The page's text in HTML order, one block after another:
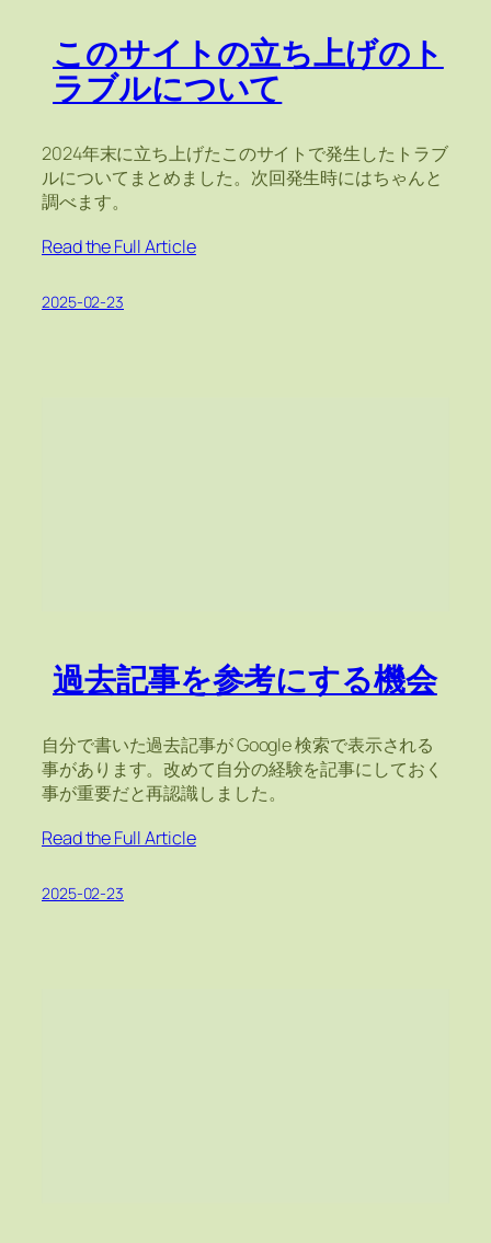
このサイトの立ち上げのト
ラブルについて
2024年末に立ち上げたこのサイトで発生したトラブ
ルについてまとめました。次回発生時にはちゃんと
調べます。
Read the Full Article
2025-02-23
過去記事を参考にする機会
自分で書いた過去記事が Google 検索で表示される
事があります。改めて自分の経験を記事にしておく
事が重要だと再認識しました。
Read the Full Article
2025-02-23